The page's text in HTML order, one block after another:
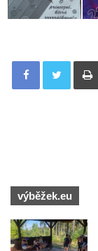
výběžek.eu